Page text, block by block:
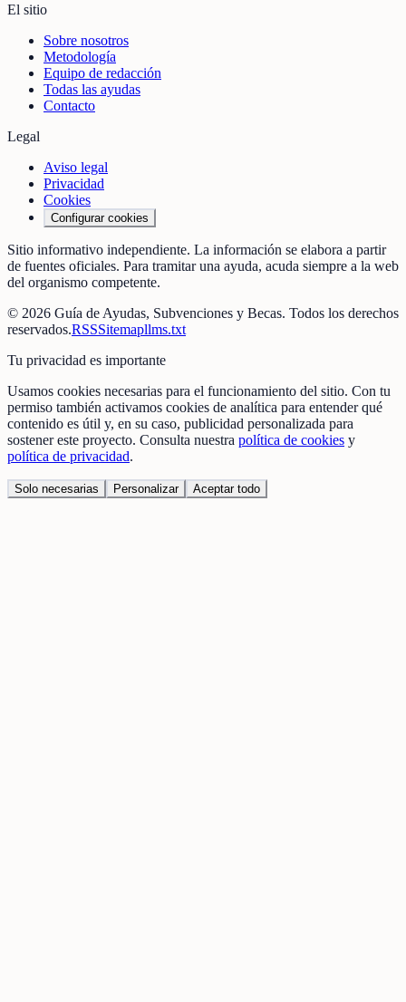
El sitio
Sobre nosotros
Metodología
Equipo de redacción
Todas las ayudas
Contacto
Legal
Aviso legal
Privacidad
Cookies
Configurar cookies
Sitio informativo independiente. La información se elabora a partir
de fuentes oficiales. Para tramitar una ayuda, acuda siempre a la web
del organismo competente.
© 2026 Guía de Ayudas, Subvenciones y Becas. Todos los derechos
reservados.RSSSitemapllms.txt
Tu privacidad es importante
Usamos cookies necesarias para el funcionamiento del sitio. Con tu
permiso también activamos cookies de analítica para entender qué
contenido es útil y, en su caso, publicidad personalizada para
sostener este proyecto. Consulta nuestra política de cookies y
política de privacidad.
Solo necesarias Personalizar Aceptar todo